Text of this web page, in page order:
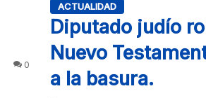
0
ACTUALIDAD
Diputado judío
Nuevo
a la basura.